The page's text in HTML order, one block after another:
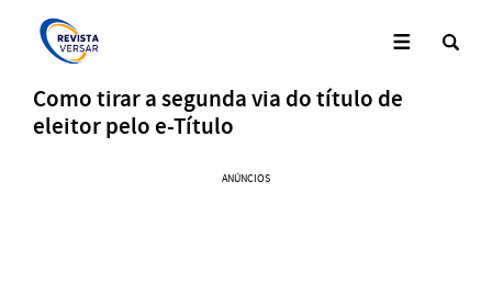
Como tirar a segunda via do título de
eleitor pelo e-Título
ANÚNCIOS